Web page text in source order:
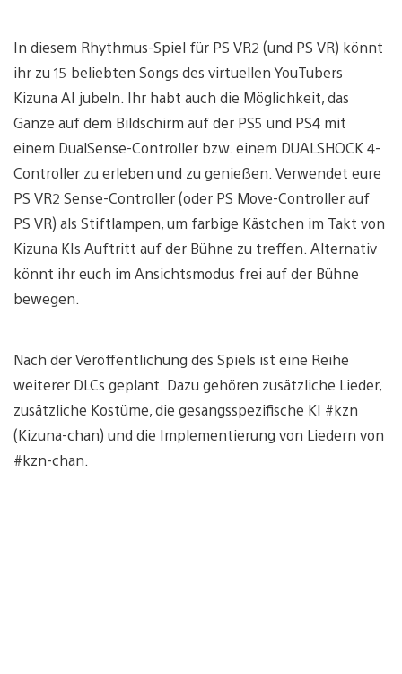
In diesem Rhythmus-Spiel für PS VR2 (und PS VR) könnt
ihr zu 15 beliebten Songs des virtuellen YouTubers
Kizuna AI jubeln. Ihr habt auch die Möglichkeit, das
Ganze auf dem Bildschirm auf der PS5 und PS4 mit
einem DualSense-Controller bzw. einem DUALSHOCK 4-
Controller zu erleben und zu genießen. Verwendet eure
PS VR2 Sense-Controller (oder PS Move-Controller auf
PS VR) als Stiftlampen, um farbige Kästchen im Takt von
Kizuna KIs Auftritt auf der Bühne zu treffen. Alternativ
könnt ihr euch im Ansichtsmodus frei auf der Bühne
bewegen.
Nach der Veröffentlichung des Spiels ist eine Reihe
weiterer DLCs geplant. Dazu gehören zusätzliche Lieder,
zusätzliche Kostüme, die gesangsspezifische KI #kzn
(Kizuna-chan) und die Implementierung von Liedern von
#kzn-chan.